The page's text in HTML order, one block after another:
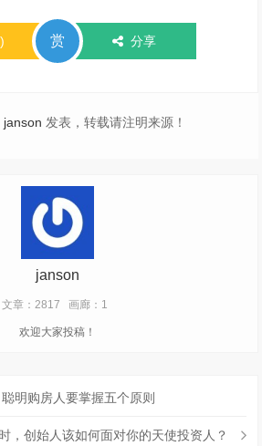
) 赏 分享
janson 发表，转载请注明来源！
janson
文章：2817 画廊：1
欢迎大家投稿！
明购房人要掌握五个原则
，创始人该如何面对你的天使投资人？